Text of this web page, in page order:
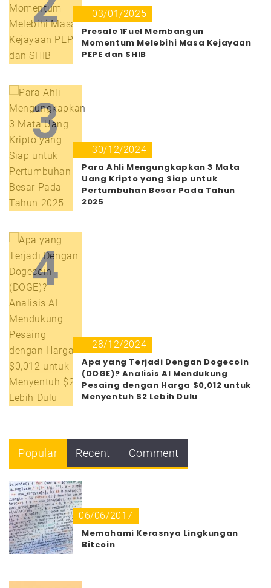
03/01/2025
Presale 1Fuel Membangun
Momentum Melebihi Masa Kejayaan
PEPE dan SHIB
3
30/12/2024
Para Ahli Mengungkapkan 3 Mata
Uang Kripto yang Siap untuk
Pertumbuhan Besar Pada Tahun
2025
4
28/12/2024
Apa yang Terjadi Dengan Dogecoin
(DOGE)? Analisis AI Mendukung
Pesaing dengan Harga $0,012 untuk
Menyentuh $2 Lebih Dulu
Popular Recent Comment
06/06/2017
Memahami Kerasnya Lingkungan
Bitcoin